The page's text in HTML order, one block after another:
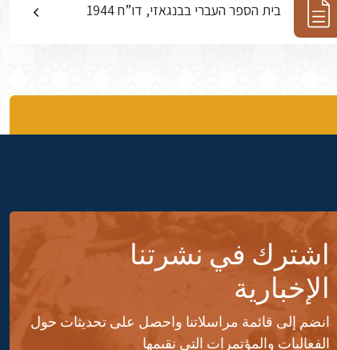
בית הספר העברי בבנגאזי, דו”ח 1944
اشترك في نشرتنا
الإخبارية
انضم إلى قائمة مراسلاتنا واحصل على تحديثات حول
الفعاليات والمؤتمرات التي نقيمها